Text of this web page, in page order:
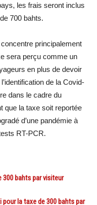
les frais seront inclus
700 bahts.
principalement
sera perçu comme un
en plus de devoir
de la Covid-
dans le cadre du
que la taxe soit reportée
d’une pandémie à
RT-PCR.
300 bahts par visiteur
pour la taxe de 300 bahts par